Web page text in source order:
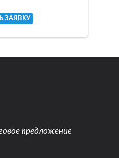
ЗАЯВКУ
предложение